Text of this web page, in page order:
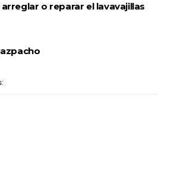
o reparar el lavavajillas